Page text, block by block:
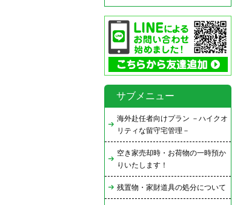
サブメニュー
海外赴任者向けプラン －ハイクオ
リティな留守宅管理－
空き家売却時・お荷物の一時預か
りいたします！
残置物・家財道具の処分について